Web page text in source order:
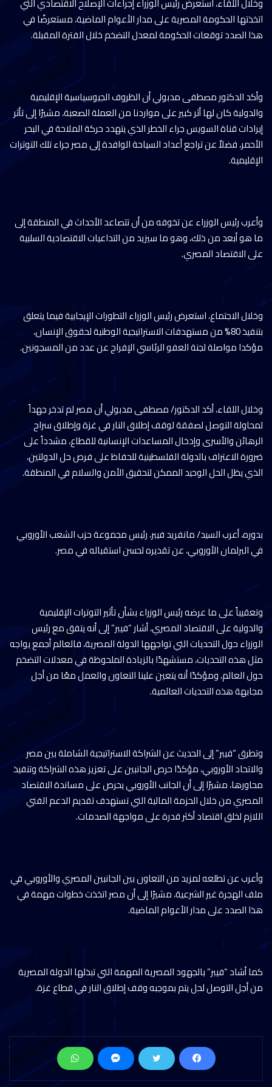
اتخذتها الحكومة المصرية على مدار الأعوام الماضية، مستعرضًا في
هذا الصدد توقعات الحكومة لمعدل التضخم خلال الفترة المقبلة.
وأكد الدكتور مصطفى مدبولي أن الظروف الجيوسياسية الإقليمية
والدولية كان لها أثر كبير على مواردنا من العملة الصعبة، مشيرًا إلى تأثر
إيرادات قناة السويس جراء الخطر الذي يتهدد حركة الملاحة في البحر
الأحمر، فضلاً عن تراجع أعداد السياحة الوافدة إلى مصر جراء تلك التوترات
الإقليمية.
وأعرب رئيس الوزراء عن تخوفه من أن تتصاعد الأحداث في المنطقة إلى
ما هو أبعد من ذلك، وهو ما سيزيد من التداعيات الاقتصادية السلبية
على الاقتصاد المصري.
وخلال الاجتماع، استعرض رئيس الوزراء التطورات الإيجابية فيما يتعلق
بتنفيذ 80% من مستهدفات الاستراتيجية الوطنية لحقوق الإنسان،
مؤكدا مواصلة لجنة العفو الرئاسي الإفراج عن عدد من المسجونين.
وخلال اللقاء، أكد الدكتور/ مصطفى مدبولي أن مصر لم تدخر جهداً
لمحاولة التوصل لصفقة لوقف إطلاق النار في غزة وإطلاق سراح
الرهائن والأسرى وإدخال المساعدات الإنسانية للقطاع، مشدداً على
ضرورة الاعتراف بالدولة الفلسطينية للحفاظ على فرص حل الدولتين،
الذي يظل الحل الوحيد الممكن لتحقيق الأمن والسلام في المنطقة.
بدوره، أعرب السيد/ مانفريد فيبر، رئيس مجموعة حزب الشعب الأوروبي
في البرلمان الأوروبي، عن تقديره لحسن استقباله في مصر.
وتعقيباً على ما عرضه رئيس الوزراء بشأن تأثير التوترات الإقليمية
والدولية على الاقتصاد المصري، أشار “فيبر” إلى أنه يتفق مع رئيس
الوزراء حول التحديات التي تواجهها الدولة المصرية، فالعالم أجمع يواجه
مثل هذه التحديات، مستشهدًا بالزيادة الملحوظة في معدلات التضخم
حول العالم، ومؤكدًا أنه يتعين علينا التعاون والعمل معًا من أجل
مجابهة هذه التحديات العالمية.
وتطرق “فيبر” إلى الحديث عن الشراكة الاستراتيجية الشاملة بين مصر
والاتحاد الأوروبي، مؤكدًا حرص الجانبين على تعزيز هذه الشراكة وتنفيذ
محاورها، مشيرًا إلى أن الجانب الأوروبي يحرص على مساندة الاقتصاد
المصري من خلال الحزمة المالية التي تستهدف تقديم الدعم الفني
اللازم لخلق اقتصاد أكثر قدرة على مواجهة الصدمات.
وأعرب عن تطلعه لمزيد من التعاون بين الجانبين المصري والأوروبي في
ملف الهجرة غير الشرعية، مشيرًا إلى أن مصر اتخذت خطوات مهمة في
هذا الصدد على مدار الأعوام الماضية.
كما أشاد “فيبر” بالجهود المصرية المهمة التي تبذلها الدولة المصرية
من أجل التوصل لحل يتم بموجبه وقف إطلاق النار في قطاع غزة.